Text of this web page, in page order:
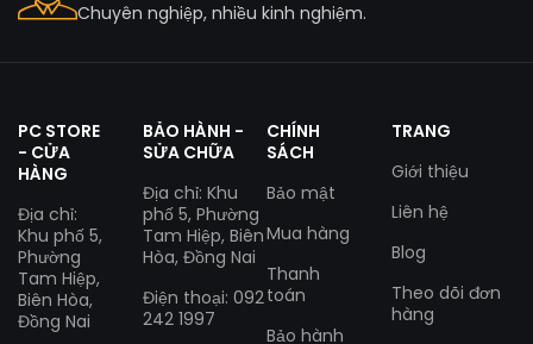
Chuyên nghiệp, nhiều kinh nghiệm.
PC STORE
- CỬA
HÀNG
Địa chỉ:
Khu phố 5,
Phường
Tam Hiệp,
Biên Hòa,
Đồng Nai
BẢO HÀNH -
SỬA CHỮA
Địa chỉ: Khu
phố 5, Phường
Tam Hiệp, Biên
Hòa, Đồng Nai
Điện thoại: 092
242 1997
CHÍNH
SÁCH
Bảo mật
Mua hàng
Thanh
toán
Bảo hành
TRANG
Giới thiệu
Liên hệ
Blog
Theo dõi đơn
hàng